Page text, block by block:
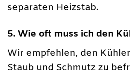
separaten Heizstab.
5. Wie oft muss ich den
Wir empfehlen, den
Staub und Schmutz zu